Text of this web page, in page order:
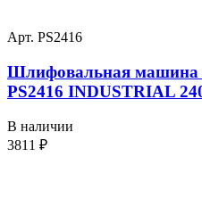
Арт. PS2416
Шлифовальная машина
PS2416 INDUSTRIAL
В наличии
3811 ₽